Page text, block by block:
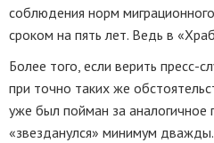
соблюдения норм
сроком на пять лет. Ведь в
Более того, если верить пресс-
при точно таких же
уже был пойман за аналогичное
«звезданулся» минимум дважды.